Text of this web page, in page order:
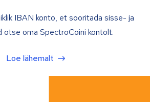
IBAN konto, et sooritada sisse- ja
otse oma SpectroCoini kontolt.
Loe lähemalt